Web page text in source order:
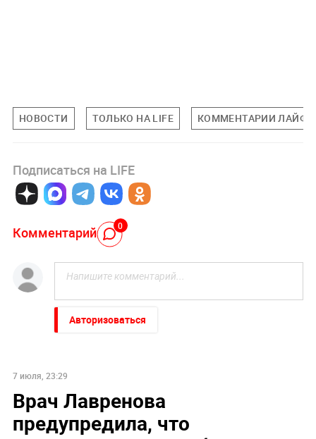
НОВОСТИ ТОЛЬКО НА LIFE КОММЕНТАРИИ ЛАЙФУ
Подписаться на LIFE
Комментарий 0
Авторизоваться
7 июля, 23:29
Врач Лавренова
предупредила, что